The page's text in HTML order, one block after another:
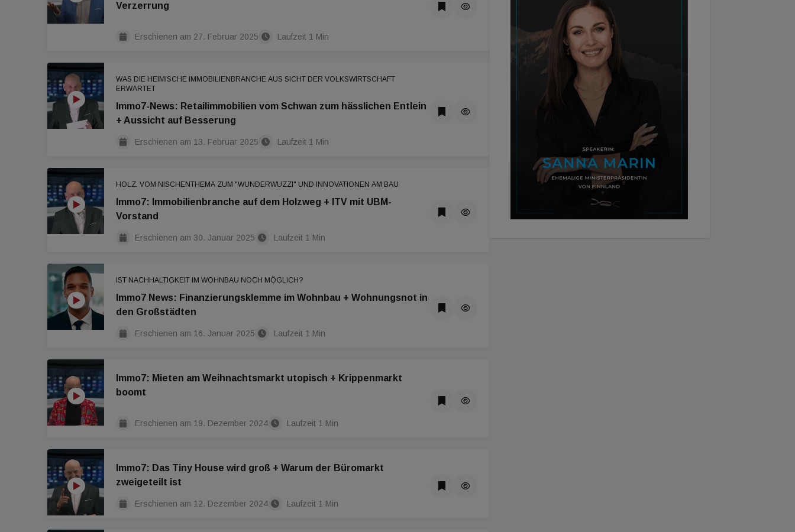
Verzerrung
Erschienen am 27. Februar 2025 Laufzeit 1 Min
WAS DIE HEIMISCHE IMMOBILIENBRANCHE AUS SICHT DER VOLKSWIRTSCHAFT
ERWARTET
Immo7-News: Retailimmobilien vom Schwan zum hässlichen Entlein
+ Aussicht auf Besserung
Erschienen am 13. Februar 2025 Laufzeit 1 Min
HOLZ: VOM NISCHENTHEMA ZUM "WUNDERWUZZI" UND INNOVATIONEN AM BAU
Immo7: Immobilienbranche auf dem Holzweg + ITV mit UBM-
Vorstand
Erschienen am 30. Januar 2025 Laufzeit 1 Min
IST NACHHALTIGKEIT IM WOHNBAU NOCH MÖGLICH?
Immo7 News: Finanzierungsklemme im Wohnbau + Wohnungsnot in
den Großstädten
Erschienen am 16. Januar 2025 Laufzeit 1 Min
Immo7: Mieten am Weihnachtsmarkt utopisch + Krippenmarkt
boomt
Erschienen am 19. Dezember 2024 Laufzeit 1 Min
Immo7: Das Tiny House wird groß + Warum der Büromarkt
zweigeteilt ist
Erschienen am 12. Dezember 2024 Laufzeit 1 Min